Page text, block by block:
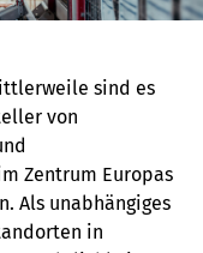
sind es
von
Zentrum Europas
Als unabhängiges
in